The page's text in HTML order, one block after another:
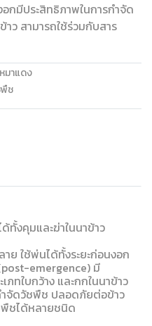
กมีประสิทธิภาพในการกำจัด
าว สามารถใช้ร่วมกับสาร
มาแดง
ช
ทั้งคุมและฆ่าในนาข้าว
าย ใช้พ่นได้ทั้งระยะก่อนงอก
emergence) มี
ทใบกว้าง และกกในนาข้าว
จัดวัชพืช ปลอดภัยต่อข้าว
พืชได้หลายชนิด